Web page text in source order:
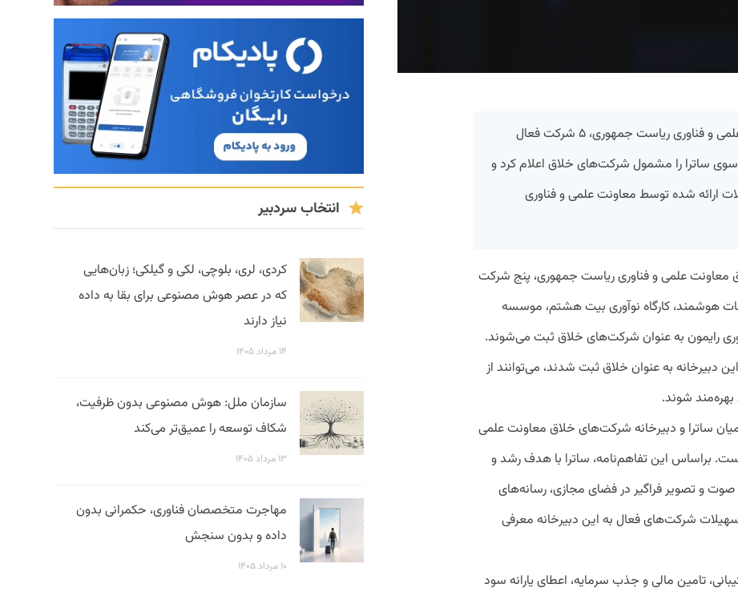
دبیرخانه شرکت‌های خلاق معاونت علمی و فناوری ریاست جمهوری، ۵ شرکت فعال
ساترا را مشمول شرکت‌های خلاق اعلام کرد و
ارائه شده توسط معاونت علمی و فناوری
معاونت علمی و فناوری ریاست جمهوری، پنج شرکت
هوشمند، کارگاه نوآوری بیت هشتم، موسسه
رایمون به عنوان شرکت‌های خلاق ثبت می‌شوند.
دبیرخانه به عنوان خلاق ثبت شدند، می‌توانند از
شوند.
ساترا و دبیرخانه شرکت‌های خلاق معاونت علمی
براساس این تفاهم‌نامه، ساترا با هدف رشد و
و تصویر فراگیر در فضای مجازی، رسانه‌های
شرکت‌های فعال به این دبیرخانه معرفی
تامین مالی و جذب سرمایه، اعطای یارانه سود
انتخاب سردبیر
کردی، لری، بلوچی، لکی و گیلکی؛ زبان‌هایی
که در عصر هوش مصنوعی برای بقا به داده
نیاز دارند
۱۴ مرداد ۱۴۰۵
سازمان ملل: هوش مصنوعی بدون ظرفیت،
شکاف توسعه را عمیق‌تر می‌کند
۱۳ مرداد ۱۴۰۵
مهاجرت متخصصان فناوری، حکمرانی بدون
داده و بدون سنجش
۱۰ مرداد ۱۴۰۵